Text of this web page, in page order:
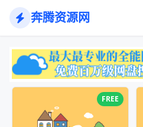
奔腾资源网
FREE